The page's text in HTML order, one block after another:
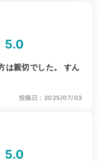
5.0
は親切でした。 すん
投稿日：2025/07/03
5.0